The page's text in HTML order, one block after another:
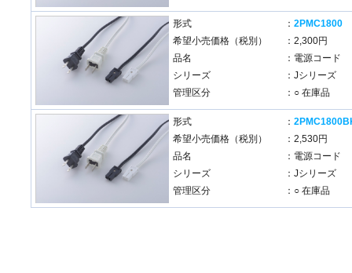
形式 ： 2PMC1800
希望小売価格（税別）
：2,300円
品名
：電源コード
シリーズ
：Jシリーズ
管理区分
：○ 在庫品
形式 ：
希望小売価格（税別）
：2,530円
品名
：電源コード
シリーズ
：Jシリーズ
管理区分
：○ 在庫品